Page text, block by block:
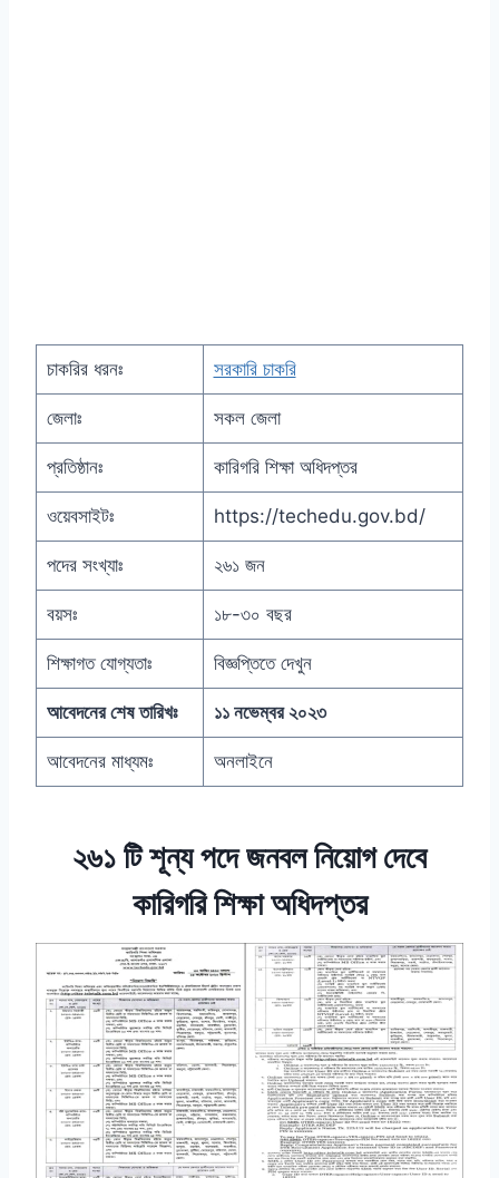
চাকরির ধরনঃ সরকারি চাকরি
জেলাঃ সকল জেলা
প্রতিষ্ঠানঃ কারিগরি শিক্ষা অধিদপ্তর
ওয়েবসাইটঃ https://techedu.gov.bd/
পদের সংখ্যাঃ ২৬১ জন
বয়সঃ ১৮-৩০ বছর
শিক্ষাগত যোগ্যতাঃ বিজ্ঞপ্তিতে দেখুন
আবেদনের শেষ তারিখঃ ১১ নভেম্বর ২০২৩
আবেদনের মাধ্যমঃ অনলাইনে
২৬১ টি শূন্য পদে জনবল নিয়োগ দেবে
কারিগরি শিক্ষা অধিদপ্তর